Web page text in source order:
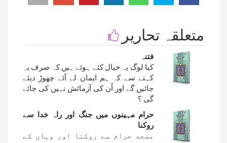
متعلقہ تحاریر
فتنہ
کیا لوگ یہ خیال کئے ہوئے ہیں کہ صرف یہ
کہنے سے کہ ہم ایمان لے آئے چھوڑ دیئے
جائیں گے اور اُن کی آزمائش نہیں کی جائے
گی ؟
حرام مہینوں میں جنگ اور راہ خدا سے
روکنا
مسجد حرام سے روکنا اور وہاں کے